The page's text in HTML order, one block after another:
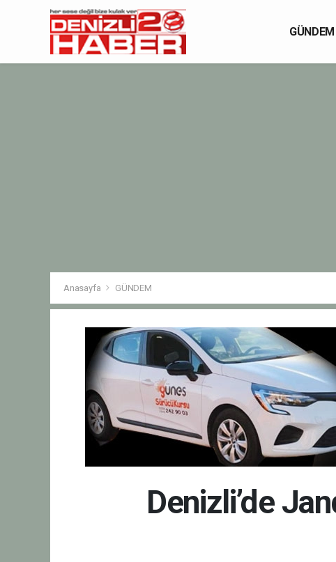
GÜNDEM
Anasayfa GÜNDEM
Denizli’de